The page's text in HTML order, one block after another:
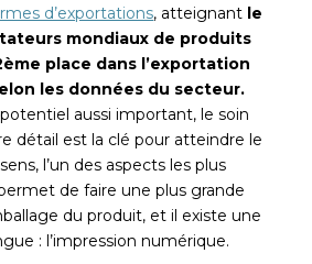
d’exportations, atteignant le
mondiaux de produits
place dans l’exportation
les données du secteur.
aussi important, le soin
détail est la clé pour atteindre le
l’un des aspects les plus
de faire une plus grande
du produit, et il existe une
: l’impression numérique.